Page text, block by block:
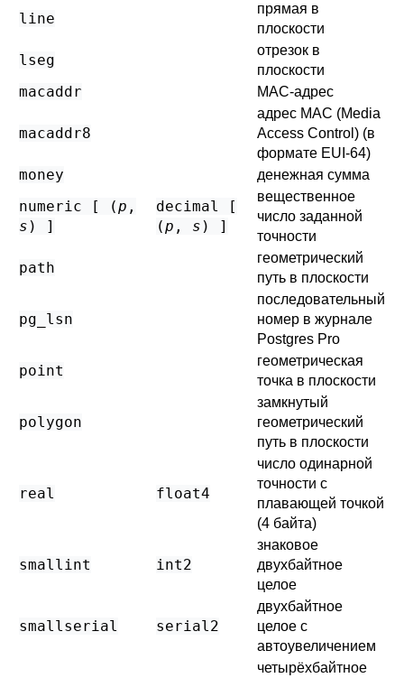
line
прямая в
плоскости
lseg
отрезок в
плоскости
macaddr MAC-адрес
macaddr8
адрес MAC (Media
Access Control) (в
формате EUI-64)
money денежная сумма
numeric [ (p ,
s ) ]
decimal [
(p , s ) ]
вещественное
число заданной
точности
path
геометрический
путь в плоскости
pg_lsn
последовательный
номер в журнале
Postgres Pro
point
геометрическая
точка в плоскости
polygon
замкнутый
геометрический
путь в плоскости
real float4
число одинарной
точности с
плавающей точкой
(4 байта)
smallint int2
знаковое
двухбайтное
целое
smallserial serial2
двухбайтное
целое с
автоувеличением
четырёхбайтное